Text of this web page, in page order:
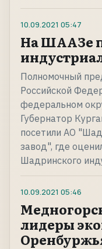
10.09.2021 05:47
На ШААЗе
Полномочный
Российской
федеральном
Губернатор
посетили АО
завод", где
Шадринского
10.09.2021 05:46
лидеры